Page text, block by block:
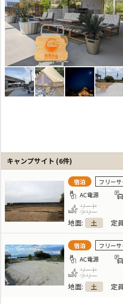
キャンプサイト (6件)
宿泊 フリーサ
AC電源
リード
フリー
地面: 土 定員
宿泊 フリーサ
AC電源
リード
フリー
地面: 土 定員